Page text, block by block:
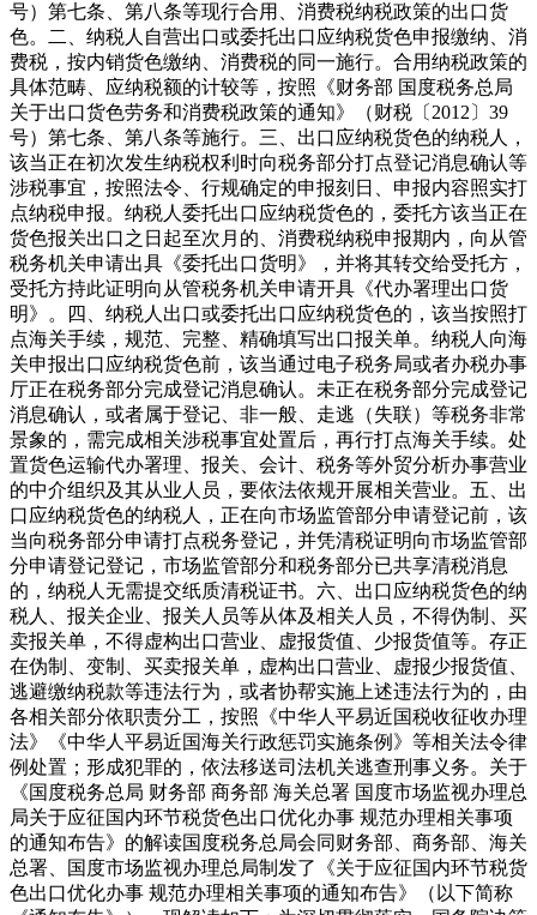
号）第七条、第八条等现行合用、消费税纳税政策的出口货
色。二、纳税人自营出口或委托出口应纳税货色申报缴纳、消
费税，按内销货色缴纳、消费税的同一施行。合用纳税政策的
具体范畴、应纳税额的计较等，按照《财务部 国度税务总局
关于出口货色劳务和消费税政策的通知》（财税〔2012〕39
号）第七条、第八条等施行。三、出口应纳税货色的纳税人，
该当正在初次发生纳税权利时向税务部分打点登记消息确认等
涉税事宜，按照法令、行规确定的申报刻日、申报内容照实打
点纳税申报。纳税人委托出口应纳税货色的，委托方该当正在
货色报关出口之日起至次月的、消费税纳税申报期内，向从管
税务机关申请出具《委托出口货明》，并将其转交给受托方，
受托方持此证明向从管税务机关申请开具《代办署理出口货
明》。四、纳税人出口或委托出口应纳税货色的，该当按照打
点海关手续，规范、完整、精确填写出口报关单。纳税人向海
关申报出口应纳税货色前，该当通过电子税务局或者办税办事
厅正在税务部分完成登记消息确认。未正在税务部分完成登记
消息确认，或者属于登记、非一般、走逃（失联）等税务非常
景象的，需完成相关涉税事宜处置后，再行打点海关手续。处
置货色运输代办署理、报关、会计、税务等外贸分析办事营业
的中介组织及其从业人员，要依法依规开展相关营业。五、出
口应纳税货色的纳税人，正在向市场监管部分申请登记前，该
当向税务部分申请打点税务登记，并凭清税证明向市场监管部
分申请登记登记，市场监管部分和税务部分已共享清税消息
的，纳税人无需提交纸质清税证书。六、出口应纳税货色的纳
税人、报关企业、报关人员等从体及相关人员，不得伪制、买
卖报关单，不得虚构出口营业、虚报货值、少报货值等。存正
在伪制、变制、买卖报关单，虚构出口营业、虚报少报货值、
逃避缴纳税款等违法行为，或者协帮实施上述违法行为的，由
各相关部分依职责分工，按照《中华人平易近国税收征收办理
法》《中华人平易近国海关行政惩罚实施条例》等相关法令律
例处置；形成犯罪的，依法移送司法机关逃查刑事义务。关于
《国度税务总局 财务部 商务部 海关总署 国度市场监视办理总
局关于应征国内环节税货色出口优化办事 规范办理相关事项
的通知布告》的解读国度税务总局会同财务部、商务部、海关
总署、国度市场监视办理总局制发了《关于应征国内环节税货
色出口优化办事 规范办理相关事项的通知布告》（以下简称